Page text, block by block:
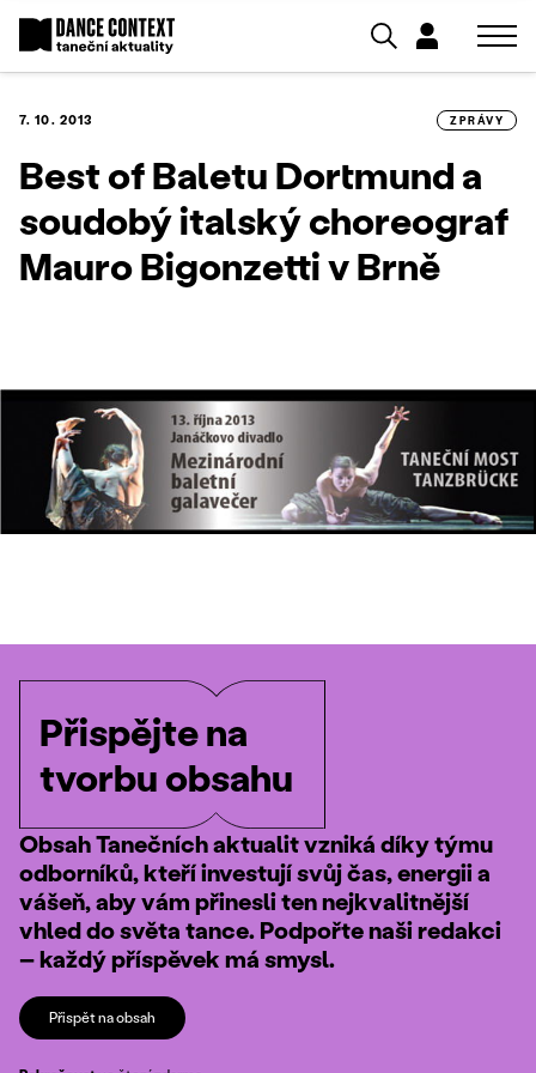
7. 10. 2013 ZPRÁVY
Best of Baletu Dortmund a
soudobý italský choreograf
Mauro Bigonzetti v Brně
Přispějte na
tvorbu obsahu
Obsah Tanečních aktualit vzniká díky týmu
odborníků, kteří investují svůj čas, energii a
vášeň, aby vám přinesli ten nejkvalitnější
vhled do světa tance. Podpořte naši redakci
– každý příspěvek má smysl.
Přispět na obsah